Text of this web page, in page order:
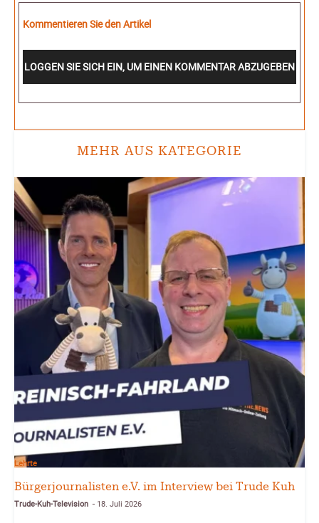
MEHR AUS KATEGORIE
Lehrte
Bürgerjournalisten e.V. im Interview bei Trude Kuh
Trude-Kuh-Television - 18. Juli 2026
Kommentieren Sie den Artikel
LOGGEN SIE SICH EIN, UM EINEN KOMMENTAR ABZUGEBEN